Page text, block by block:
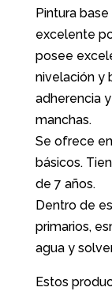
Pintura
excelente
posee
nivelación y
adherencia
manchas.
Se ofrece
básicos.
de 7 años.
Dentro de
primarios,
agua y
Estos